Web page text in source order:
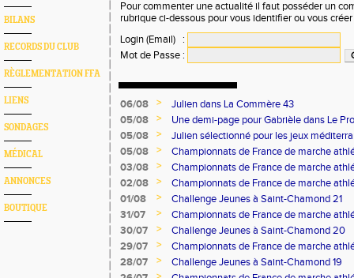
BILANS
RECORDS DU CLUB
RÈGLEMENTATION FFA
LIENS
SONDAGES
MÉDICAL
ANNONCES
BOUTIQUE
Pour commenter une actualité il faut posséder un
rubrique ci-dessous pour vous identifier ou vous
Login (Email)
:
Mot de Passe :
06/08 >
Julien dans La Commère 43
05/08
>
Une demi-page pour Gabrièle dans Le
05/08
>
Julien sélectionné pour les jeux
05/08
>
Championnats de France de marche
03/08
>
Championnats de France de marche
02/08
>
Championnats de France de marche
01/08
>
Challenge Jeunes à Saint-Chamond 21
31/07
>
Championnats de France de marche
30/07
>
Challenge Jeunes à Saint-Chamond 20
29/07
>
Championnats de France de marche
28/07
>
Challenge Jeunes à Saint-Chamond 19